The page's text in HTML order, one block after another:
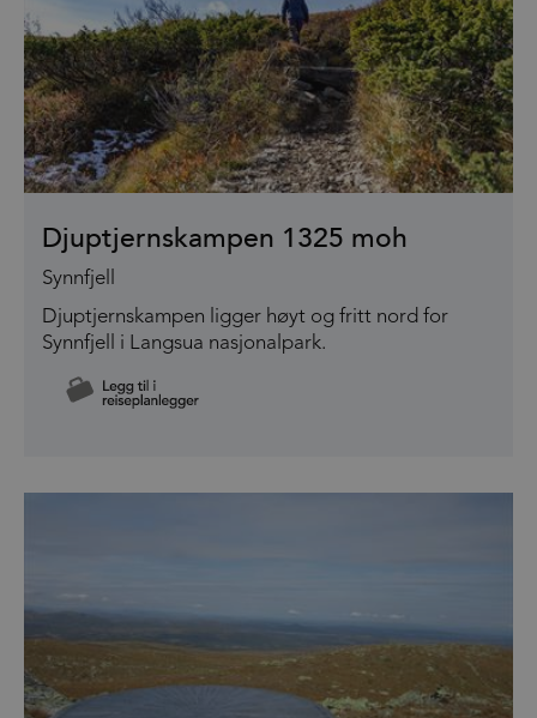
Djuptjernskampen 1325 moh
Synnfjell
Djuptjernskampen ligger høyt og fritt nord for
Synnfjell i Langsua nasjonalpark.